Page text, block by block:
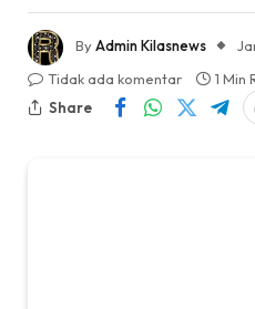
ByAdmin Kilasnews
Tidak ada komentar
1 Min
Share